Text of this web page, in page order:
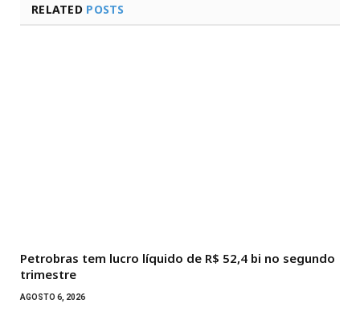
RELATED POSTS
Petrobras tem lucro líquido de R$ 52,4 bi no segundo
trimestre
AGOSTO 6, 2026